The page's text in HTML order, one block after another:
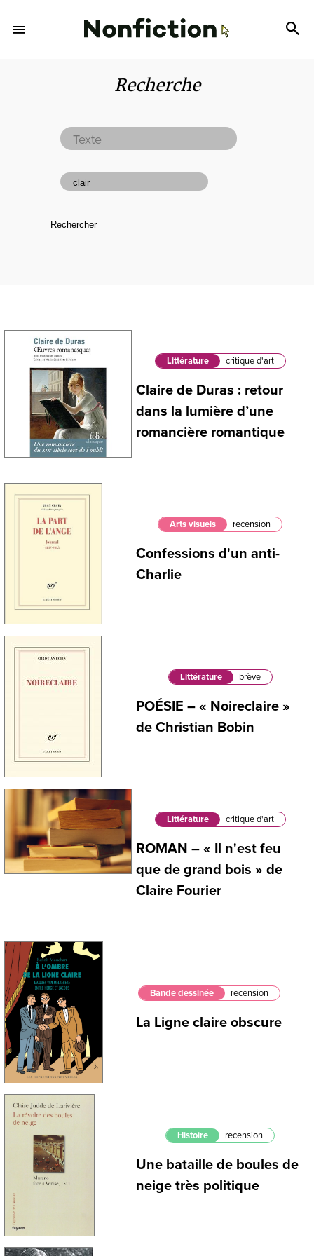
Recherche
Littérature critique d'art
Claire de Duras : retour
dans la lumière d’une
romancière romantique
Arts visuels recension
Confessions d'un anti-
Charlie
Littérature brève
POÉSIE – « Noireclaire »
de Christian Bobin
Littérature critique d'art
ROMAN – « Il n'est feu
que de grand bois » de
Claire Fourier
Bande dessinée recension
La Ligne claire obscure
Histoire recension
Une bataille de boules de
neige très politique